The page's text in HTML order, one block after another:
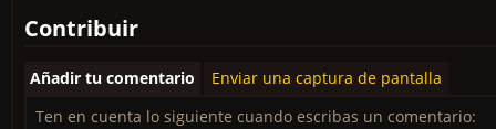
Contribuir
Añadir tu comentario
Enviar una captura de pantalla
Ten en cuenta lo siguiente cuando escribas un comentario: